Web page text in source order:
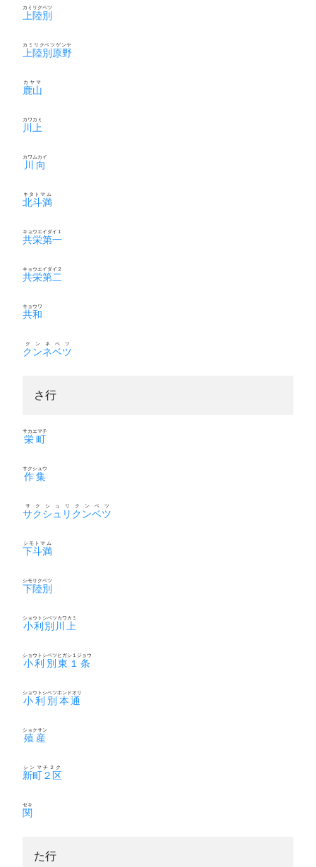
上陸別
カミリクベツ
上陸別原野
カミリクベツゲンヤ
鹿山
カヤマ
川上
カワカミ
川向
カワムカイ
北斗満
キタトマム
共栄第一
キョウエイダイ１
共栄第二
キョウエイダイ２
共和
キョウワ
クンネベツ
クンネベツ
さ行
栄町
サカエマチ
作集
サクシュウ
サクシュリクンベツ
サクシュリクンベツ
下斗満
シモトマム
下陸別
シモリクベツ
小利別川上
ショウトシベツカワカミ
小利別東１条
ショウトシベツヒガシ１ジョウ
小利別本通
ショウトシベツホンドオリ
殖産
ショクサン
新町２区
シンマチ２ク
関
セキ
た行